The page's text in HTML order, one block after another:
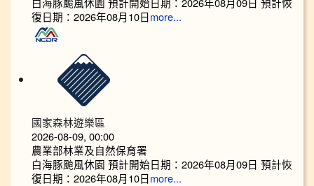
復日期：2026年08月10日 more...
國家森林遊樂區
2026-08-09, 00:00
農業部林業及自然保育署
白海豚颱風休園 預計開始日期：2026年08月09日 預計恢
復日期：2026年08月10日 more...